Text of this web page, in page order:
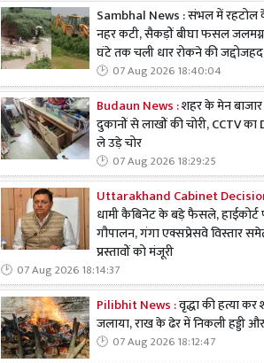
Sambhal News : संभल में रहटोल
नहर कटी, सैकड़ों बीघा फसल
घंटे तक चली धार रोकने की जद्दोजहद
07 Aug 2026 18:40:04
Budaun News :शहर के मेन
दुकानों से लाखों की चोरी, CCTV का
ले उड़े चोर
07 Aug 2026 18:29:25
Uttarakhand Cabinet
धामी कैबिनेट के बड़े फैसले, हाईकोर्ट
गौपालन, गंगा एक्सप्रेसवे विस्तार
प्रस्तावों को मंजूरी
07 Aug 2026 18:14:37
Pilibhit News :वृद्धा की हत्या कर
जलाया, राख के ढेर में निकली हड्डी
07 Aug 2026 18:12:47